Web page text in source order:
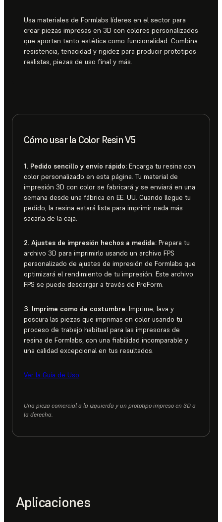
Usa materiales de Formlabs líderes en el sector para
crear piezas impresas en 3D con colores personalizados
que aportan tanto estética como funcionalidad. Combina
resistencia, tenacidad y rigidez para producir prototipos
realistas, piezas de uso final y más.
Cómo usar la Color Resin V5
1. Pedido sencillo y envío rápido: Encarga tu resina con
color personalizado en esta página. Tu material de
impresión 3D con color se fabricará y se enviará en una
semana desde una fábrica en EE. UU. Cuando llegue tu
pedido, la resina estará lista para imprimir nada más
sacarla de la caja.
2. Ajustes de impresión hechos a medida: Prepara tu
archivo 3D para imprimirlo usando un archivo FPS
personalizado de ajustes de impresión de Formlabs que
optimizará el rendimiento de tu impresión. Este archivo
FPS se puede descargar a través de PreForm.
3. Imprime como de costumbre: Imprime, lava y
poscura las piezas que imprimas en color usando tu
proceso de trabajo habitual para las impresoras de
resina de Formlabs, con una fiabilidad incomparable y
una calidad excepcional en tus resultados.
Ver la Guía de Uso
Una pieza comercial a la izquierda y un prototipo impreso en 3D a
la derecha.
Aplicaciones